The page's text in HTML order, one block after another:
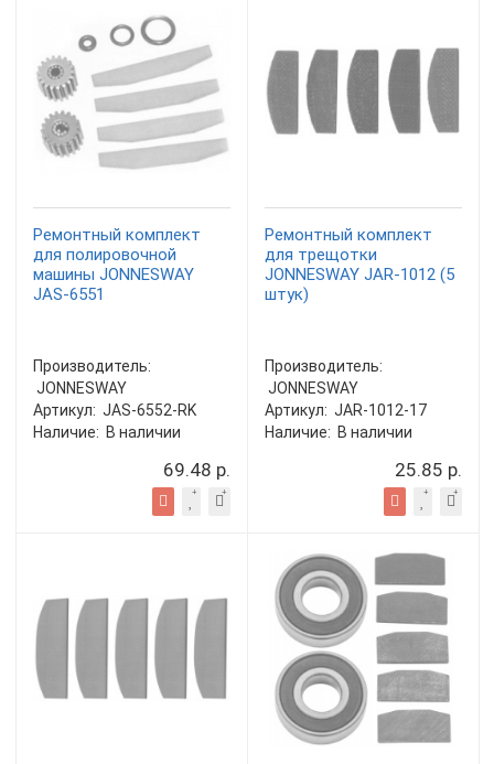
Ремонтный комплект
для полировочной
машины JONNESWAY
JAS-6551
Производитель:
JONNESWAY
Артикул: JAS-6552-RK
Наличие: В наличии
69.48 р.
Ремонтный комплект
для трещотки
JONNESWAY JAR-1012 (5
штук)
Производитель:
JONNESWAY
Артикул: JAR-1012-17
Наличие: В наличии
25.85 р.